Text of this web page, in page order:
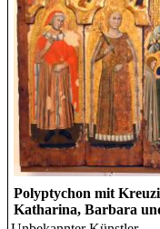
Polyptychon mit
Katharina, Barbara